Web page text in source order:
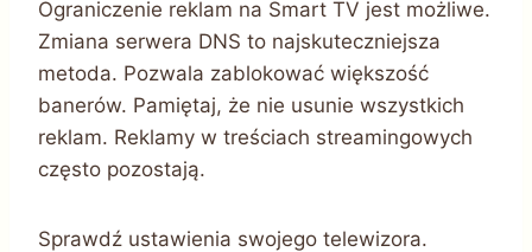
Ograniczenie reklam na Smart TV jest możliwe.
Zmiana serwera DNS to najskuteczniejsza
metoda. Pozwala zablokować większość
banerów. Pamiętaj, że nie usunie wszystkich
reklam. Reklamy w treściach streamingowych
często pozostają.
Sprawdź ustawienia swojego telewizora.